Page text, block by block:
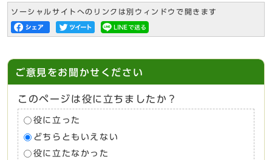
ソーシャルサイトへのリンクは別ウィンドウで開きます
ご意見をお聞かせください
このページは役に立ちましたか？
役に立った
どちらともいえない
役に立たなかった